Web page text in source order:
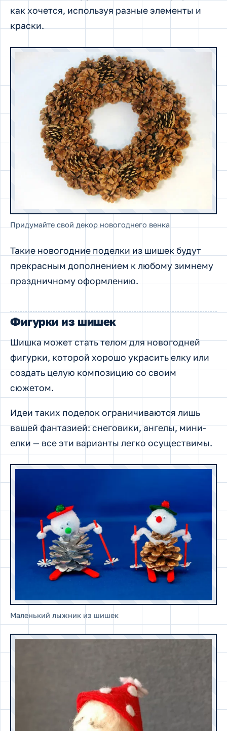
как хочется, используя разные элементы и
краски.
Придумайте свой декор новогоднего венка
Такие новогодние поделки из шишек будут
прекрасным дополнением к любому зимнему
праздничному оформлению.
Фигурки из шишек
Шишка может стать телом для новогодней
фигурки, которой хорошо украсить елку или
создать целую композицию со своим
сюжетом.
Идеи таких поделок ограничиваются лишь
вашей фантазией: снеговики, ангелы, мини-
елки — все эти варианты легко осуществимы.
Маленький лыжник из шишек